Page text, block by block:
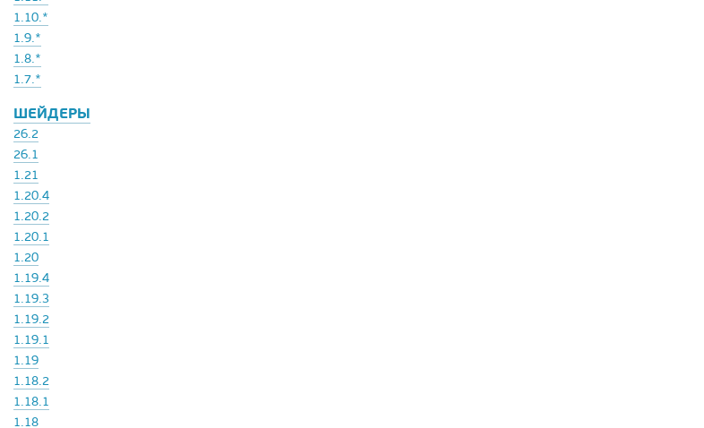
1.10.*
1.9.*
1.8.*
1.7.*
ШЕЙДЕРЫ
26.2
26.1
1.21
1.20.4
1.20.2
1.20.1
1.20
1.19.4
1.19.3
1.19.2
1.19.1
1.19
1.18.2
1.18.1
1.18